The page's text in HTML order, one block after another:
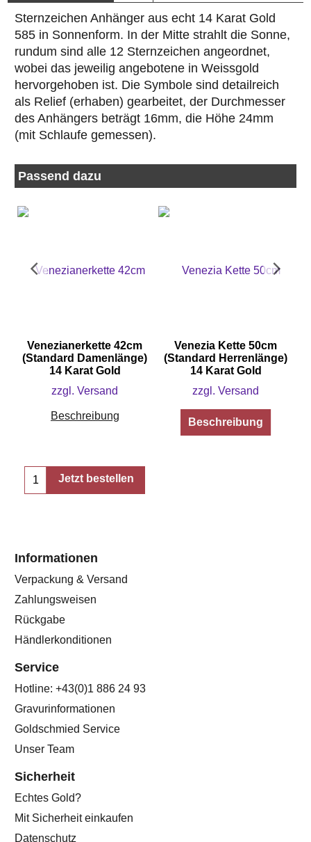
Sternzeichen Anhänger aus echt 14 Karat Gold
585 in Sonnenform. In der Mitte strahlt die Sonne,
rundum sind alle 12 Sternzeichen angeordnet,
wobei das jeweilig angebotene in Weissgold
hervorgehoben ist. Die Symbole sind detailreich
als Relief (erhaben) gearbeitet, der Durchmesser
des Anhängers beträgt 16mm, die Höhe 24mm
(mit Schlaufe gemessen).
Passend dazu
Venezianerkette 42cm
(Standard Damenlänge)
14 Karat Gold
zzgl. Versand
Beschreibung
Jetzt bestellen
Venezia Kette 50cm
(Standard Herrenlänge)
14 Karat Gold
zzgl. Versand
Beschreibung
Informationen
Verpackung & Versand
Zahlungsweisen
Rückgabe
Händlerkonditionen
Service
Hotline: +43(0)1 886 24 93
Gravurinformationen
Goldschmied Service
Unser Team
Sicherheit
Echtes Gold?
Mit Sicherheit einkaufen
Datenschutz